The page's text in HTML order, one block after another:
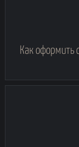
Как оформить